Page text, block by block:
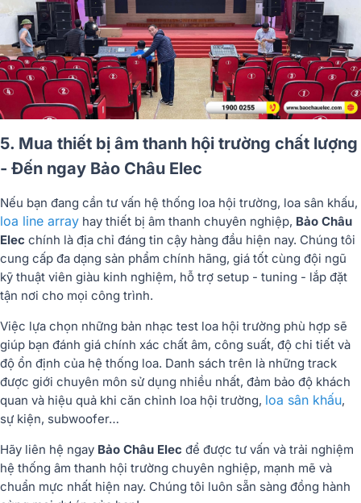
5. Mua thiết bị âm thanh hội trường chất lượng
- Đến ngay Bảo Châu Elec
Nếu bạn đang cần tư vấn hệ thống loa hội trường, loa sân khấu,
loa line array hay thiết bị âm thanh chuyên nghiệp, Bảo Châu
Elec chính là địa chỉ đáng tin cậy hàng đầu hiện nay. Chúng tôi
cung cấp đa dạng sản phẩm chính hãng, giá tốt cùng đội ngũ
kỹ thuật viên giàu kinh nghiệm, hỗ trợ setup - tuning - lắp đặt
tận nơi cho mọi công trình.
Việc lựa chọn những bản nhạc test loa hội trường phù hợp sẽ
giúp bạn đánh giá chính xác chất âm, công suất, độ chi tiết và
độ ổn định của hệ thống loa. Danh sách trên là những track
được giới chuyên môn sử dụng nhiều nhất, đảm bảo độ khách
quan và hiệu quả khi căn chỉnh loa hội trường, loa sân khấu,
sự kiện, subwoofer…
Hãy liên hệ ngay Bảo Châu Elec để được tư vấn và trải nghiệm
hệ thống âm thanh hội trường chuyên nghiệp, mạnh mẽ và
chuẩn mực nhất hiện nay. Chúng tôi luôn sẵn sàng đồng hành